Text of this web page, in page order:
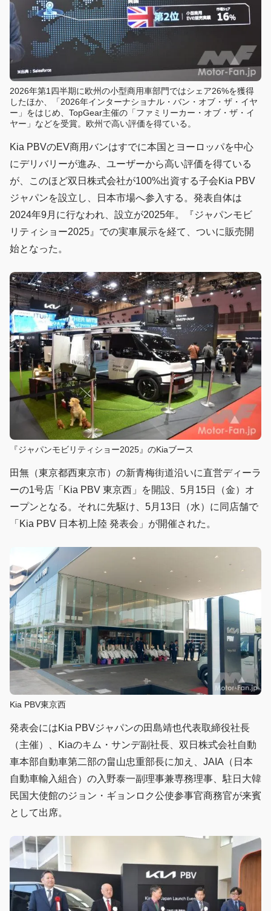
2026年第1四半期に欧州の小型商用車部門ではシェア26%を獲得
したほか、「2026年インターナショナル・バン・オブ・ザ・イヤ
ー」をはじめ、TopGear主催の「ファミリーカー・オブ・ザ・イ
ヤー」などを受賞。欧州で高い評価を得ている。
Kia PBVのEV商用バンはすでに本国とヨーロッパを中心
にデリバリーが進み、ユーザーから高い評価を得ている
が、このほど双日株式会社が100%出資する子会Kia PBV
ジャパンを設立し、日本市場へ参入する。発表自体は
2024年9月に行なわれ、設立が2025年。『ジャパンモビ
リティショー2025』での実車展示を経て、ついに販売開
始となった。
『ジャパンモビリティショー2025』のKiaブース
田無（東京都西東京市）の新青梅街道沿いに直営ディーラ
ーの1号店「Kia PBV 東京西」を開設、5月15日（金）オ
ープンとなる。それに先駆け、5月13日（水）に同店舗で
「Kia PBV 日本初上陸 発表会」が開催された。
Kia PBV東京西
発表会にはKia PBVジャパンの田島靖也代表取締役社長
（主催）、Kiaのキム・サンデ副社長、双日株式会社自動
車本部自動車第二部の畠山忠重部長に加え、JAIA（日本
自動車輸入組合）の入野泰一副理事兼専務理事、駐日大韓
民国大使館のジョン・ギョンロク公使参事官商務官が来賓
として出席。